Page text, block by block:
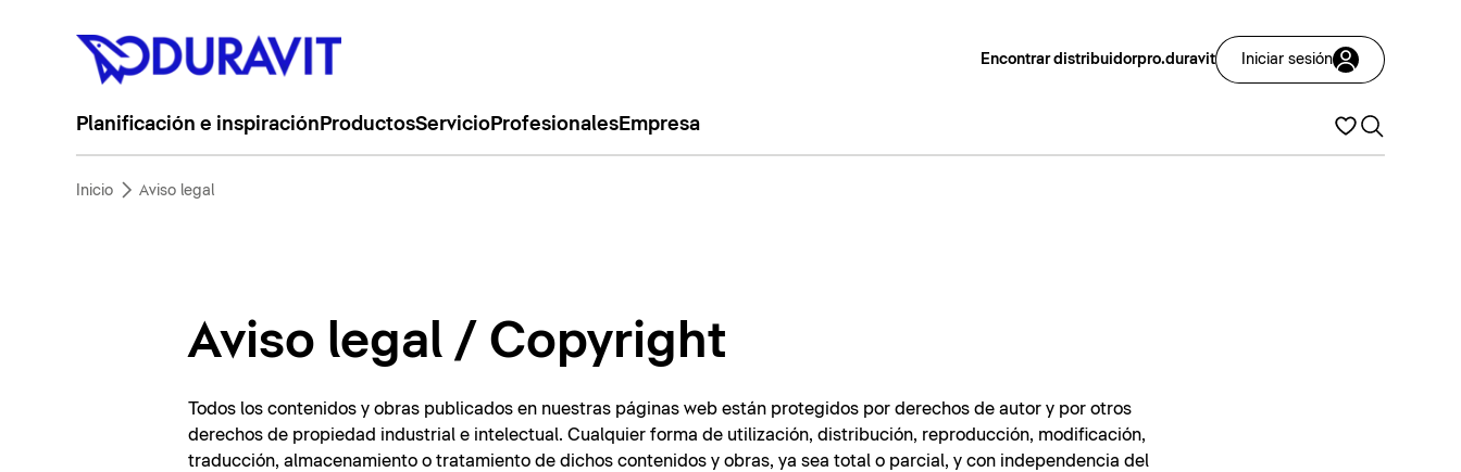
Encontrar distribuidorpro.duravit Iniciar sesión
Planificación e inspiración ProductosServicioProfesionalesEmpresa
Inicio Aviso legal
Aviso legal / Copyright
Todos los contenidos y obras publicados en nuestras páginas web están protegidos por derechos de autor y por otros
derechos de propiedad industrial e intelectual. Cualquier forma de utilización, distribución, reproducción, modificación,
traducción, almacenamiento o tratamiento de dichos contenidos y obras, ya sea total o parcial, y con independencia del